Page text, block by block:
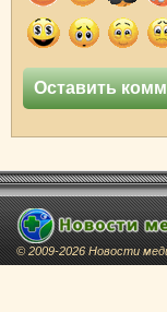
© 2009-2026 Новости